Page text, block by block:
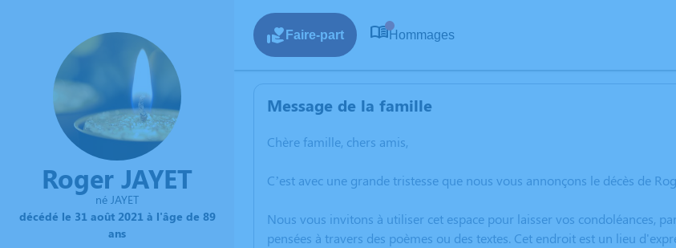
Roger JAYET
né JAYET
décédé le 31 août 2021 à l'âge de 89
ans
Faire-part Hommages
Message de la famille
Chère famille, chers amis,
C’est avec une grande tristesse que nous vous annonçons le décès de
Nous vous invitons à utiliser cet espace pour laisser vos condoléances,
pensées à travers des poèmes ou des textes. Cet endroit est un lieu